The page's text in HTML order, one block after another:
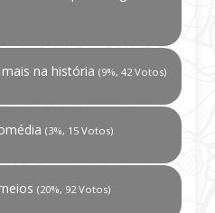
na história (9%, 42 Votos)
(3%, 15 Votos)
(20%, 92 Votos)